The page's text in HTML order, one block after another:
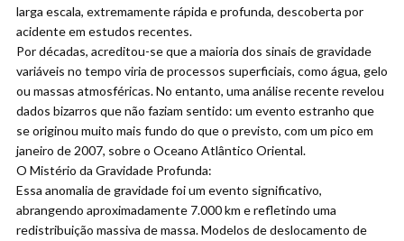
larga escala, extremamente rápida e profunda, descoberta por
acidente em estudos recentes.
Por décadas, acreditou-se que a maioria dos sinais de gravidade
variáveis no tempo viria de processos superficiais, como água, gelo
ou massas atmosféricas. No entanto, uma análise recente revelou
dados bizarros que não faziam sentido: um evento estranho que
se originou muito mais fundo do que o previsto, com um pico em
janeiro de 2007, sobre o Oceano Atlântico Oriental.
O Mistério da Gravidade Profunda:
Essa anomalia de gravidade foi um evento significativo,
abrangendo aproximadamente 7.000 km e refletindo uma
redistribuição massiva de massa. Modelos de deslocamento de